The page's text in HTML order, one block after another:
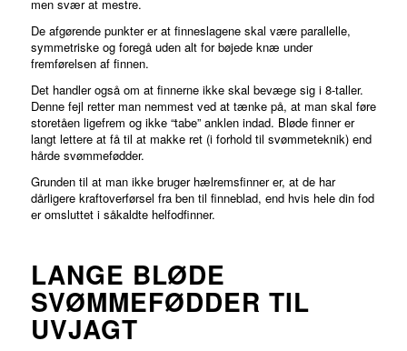
men svær at mestre.
De afgørende punkter er at finneslagene skal være parallelle,
symmetriske og foregå uden alt for bøjede knæ under
fremførelsen af finnen.
Det handler også om at finnerne ikke skal bevæge sig i 8-taller.
Denne fejl retter man nemmest ved at tænke på, at man skal føre
storetåen ligefrem og ikke “tabe” anklen indad. Bløde finner er
langt lettere at få til at makke ret (i forhold til svømmeteknik) end
hårde svømmefødder.
Grunden til at man ikke bruger hælremsfinner er, at de har
dårligere kraftoverførsel fra ben til finneblad, end hvis hele din fod
er omsluttet i såkaldte helfodfinner.
LANGE BLØDE
SVØMMEFØDDER TIL
UVJAGT